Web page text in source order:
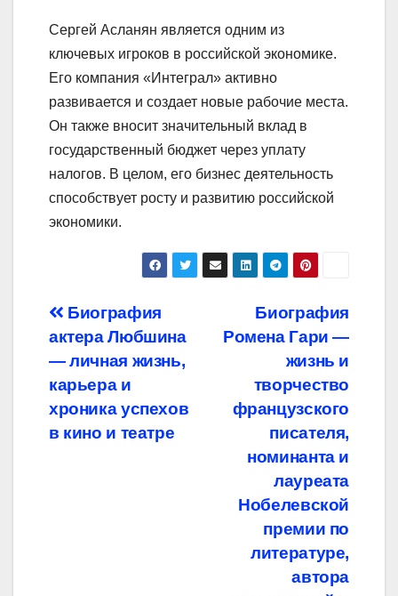
Сергей Асланян является одним из
ключевых игроков в российской экономике.
Его компания «Интеграл» активно
развивается и создает новые рабочие места.
Он также вносит значительный вклад в
государственный бюджет через уплату
налогов. В целом, его бизнес деятельность
способствует росту и развитию российской
экономики.
Навигация
по
записям
Биография
Ромена Гари —
жизнь и
творчество
французского
писателя,
номинанта и
лауреата
Нобелевской
премии по
литературе,
автора
Биография
актера Любшина
— личная жизнь,
карьера и
хроника успехов
в кино и театре